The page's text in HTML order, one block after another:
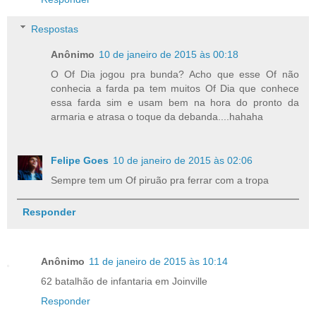
Respostas
Anônimo 10 de janeiro de 2015 às 00:18
O Of Dia jogou pra bunda? Acho que esse Of não
conhecia a farda pa tem muitos Of Dia que conhece
essa farda sim e usam bem na hora do pronto da
armaria e atrasa o toque da debanda....hahaha
Felipe Goes 10 de janeiro de 2015 às 02:06
Sempre tem um Of piruão pra ferrar com a tropa
Responder
Anônimo 11 de janeiro de 2015 às 10:14
62 batalhão de infantaria em Joinville
Responder